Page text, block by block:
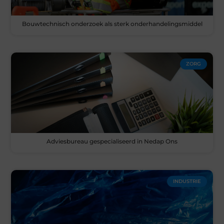
Bouwtechnisch onderzoek als sterk onderhandelingsmiddel
ZORG
Adviesbureau gespecialiseerd in Nedap Ons
INDUSTRIE